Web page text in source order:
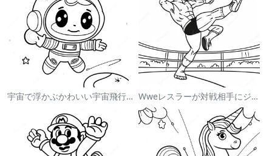
宇宙で浮かぶかわいい宇宙飛行士 塗り絵 Wweレスラーが対戦相手にジャンプする塗り絵